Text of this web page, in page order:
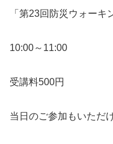
「第23回防災ウォーキ
10:00～11:00
受講料500円
当日のご参加もいただ